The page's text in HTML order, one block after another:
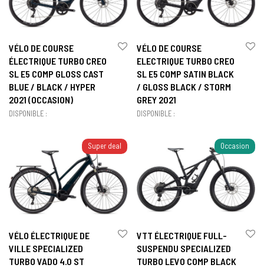
VÉLO DE COURSE
ÉLECTRIQUE TURBO CREO
SL E5 COMP GLOSS CAST
BLUE / BLACK / HYPER
2021 (OCCASION)
DISPONIBLE :
VÉLO DE COURSE
ELECTRIQUE TURBO CREO
SL E5 COMP SATIN BLACK
/ GLOSS BLACK / STORM
GREY 2021
DISPONIBLE :
Super deal
VÉLO ÉLECTRIQUE DE
VILLE SPECIALIZED
TURBO VADO 4.0 ST
Occasion
VTT ÉLECTRIQUE FULL-
SUSPENDU SPECIALIZED
TURBO LEVO COMP BLACK